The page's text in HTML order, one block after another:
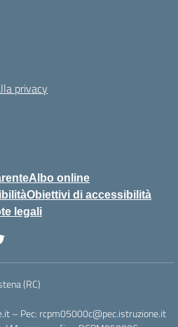
privacy
Albo online
Obiettivi di accessibilità
legali
(RC)
– Pec: rcpm05000c@pec.istruzione.it